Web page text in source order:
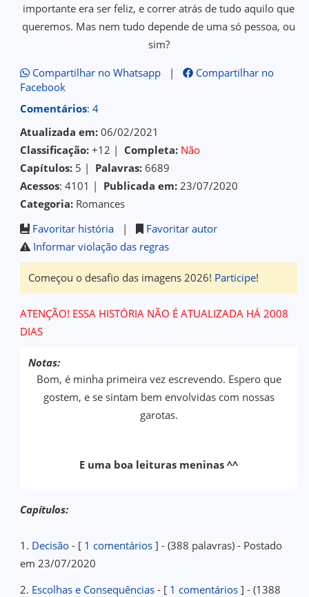
importante era ser feliz, e correr atrás de tudo aquilo que
queremos. Mas nem tudo depende de uma só pessoa, ou
sim?
Compartilhar no Whatsapp|
Compartilhar no
Facebook
Comentários: 4
Atualizada em:06/02/2021
Classificação: +12 | Completa: Não
Capítulos: 5 | Palavras: 6689
Acessos: 4101 | Publicada em: 23/07/2020
Categoria: Romances
Favoritar história|
Favoritar autor
Informar violação das regras
Começou o desafio das imagens 2026! Participe!
ATENÇÃO! ESSA HISTÓRIA NÃO É ATUALIZADA HÁ 2008
DIAS
Notas:
Bom, é minha primeira vez escrevendo. Espero que
gostem, e se sintam bem envolvidas com nossas
garotas.
E uma boa leituras meninas ^^
Capítulos:
1. Decisão - [ 1 comentários ] - (388 palavras) - Postado
em 23/07/2020
2. Escolhas e Consequências - [ 1 comentários ] - (1388